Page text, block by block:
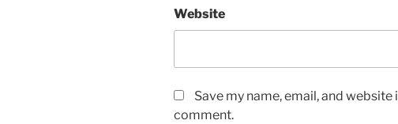
Website
Save my name, email, and
comment.